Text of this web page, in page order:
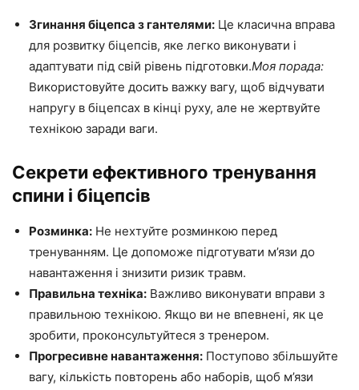
Згинання біцепса з гантелями: Це класична вправа
для розвитку біцепсів, яке легко виконувати і
адаптувати під свій рівень підготовки.Моя порада:
Використовуйте досить важку вагу, щоб відчувати
напругу в біцепсах в кінці руху, але не жертвуйте
технікою заради ваги.
Секрети ефективного тренування
спини і біцепсів
Розминка: Не нехтуйте розминкою перед
тренуванням. Це допоможе підготувати м’язи до
навантаження і знизити ризик травм.
Правильна техніка: Важливо виконувати вправи з
правильною технікою. Якщо ви не впевнені, як це
зробити, проконсультуйтеся з тренером.
Прогресивне навантаження: Поступово збільшуйте
вагу, кількість повторень або наборів, щоб м’язи